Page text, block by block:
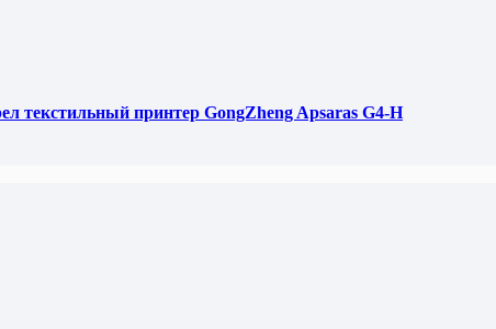
текстильный принтер GongZheng Apsaras G4-H